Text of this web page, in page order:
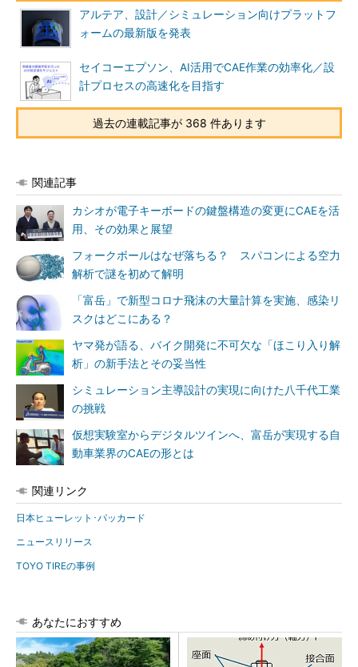
アルテア、設計／シミュレーション向けプラットフ
ォームの最新版を発表
セイコーエプソン、AI活用でCAE作業の効率化／設
計プロセスの高速化を目指す
過去の連載記事が 368 件あります
関連記事
カシオが電子キーボードの鍵盤構造の変更にCAEを活
用、その効果と展望
フォークボールはなぜ落ちる？ スパコンによる空力
解析で謎を初めて解明
「富岳」で新型コロナ飛沫の大量計算を実施、感染リ
スクはどこにある？
ヤマ発が語る、バイク開発に不可欠な「ほこり入り解
析」の新手法とその妥当性
シミュレーション主導設計の実現に向けた八千代工業
の挑戦
仮想実験室からデジタルツインへ、富岳が実現する自
動車業界のCAEの形とは
関連リンク
日本ヒューレット･パッカード
ニュースリリース
TOYO TIREの事例
あなたにおすすめ